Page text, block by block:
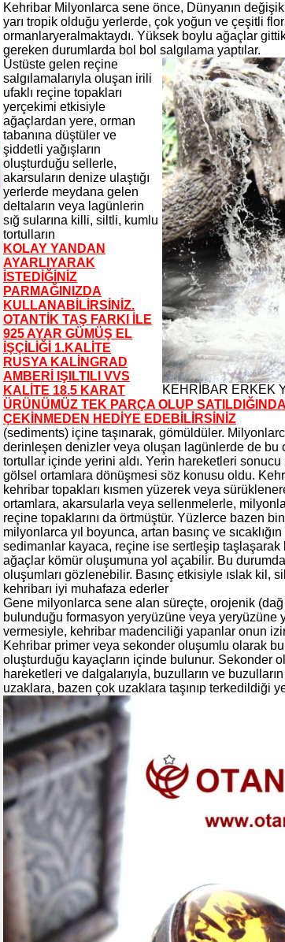
Kehribar Milyonlarca sene önce, Dünyanın
yarı tropik olduğu yerlerde, çok yoğun ve çeşitli
ormanlaryeralmaktaydı. Yüksek boylu ağaçlar
gereken durumlarda bol bol salgılama yaptılar.
KEHRİBAR ERKEK
Üstüste gelen reçine
salgılamalarıyla oluşan irili
ufaklı reçine topakları
yerçekimi etkisiyle
ağaçlardan yere, orman
tabanına düştüler ve
şiddetli yağışların
oluşturduğu sellerle,
akarsuların denize ulaştığı
yerlerde meydana gelen
deltaların veya lagünlerin
sığ sularına killi, siltli, kumlu
tortulların
KOLAY YANDAN
AYARLIYARAK
İSTEDİĞİNİZ
PARMAĞINIZDA
KULLANABİLİRSİNİZ.
OTANTİK TAŞ FARKI İLE
925 AYAR GÜMÜŞ EL
İŞÇİLİĞİ 1.KALİTE
RUSYA KALİNGRAD
AMBERİ IŞILTILI VVS
KALİTE 18.5 KARAT
ÜRÜNÜMÜZ TEK PARÇA OLUP
ÇEKİNMEDEN HEDİYE EDEBİLİRSİNİZ
(sediments) içine taşınarak, gömüldüler.
derinleşen denizler veya oluşan lagünlerde de bu
tortullar içinde yerini aldı. Yerin hareketleri
gölsel ortamlara dönüşmesi söz konusu oldu.
kehribar topakları kısmen yüzerek veya
ortamlara, akarsularla veya sellenmelerle,
reçine topaklarını da örtmüştür. Yüzlerce bazen
milyonlarca yıl boyunca, artan basınç ve
sedimanlar kayaca, reçine ise sertleşip
ağaçlar kömür oluşumuna yol açabilir. Bu
oluşumları gözlenebilir. Basınç etkisiyle ıslak kil,
kehribarı iyi muhafaza ederler
Gene milyonlarca sene alan süreçte, orojenik
bulunduğu formasyon yeryüzüne veya yeryüzüne
vermesiyle, kehribar madenciliği yapanlar onun
Kehribar primer veya sekonder oluşumlu olarak
oluşturduğu kayaçların içinde bulunur. Sekonder
hareketleri ve dalgalarıyla, buzulların ve
uzaklara, bazen çok uzaklara taşınıp terkedildiği